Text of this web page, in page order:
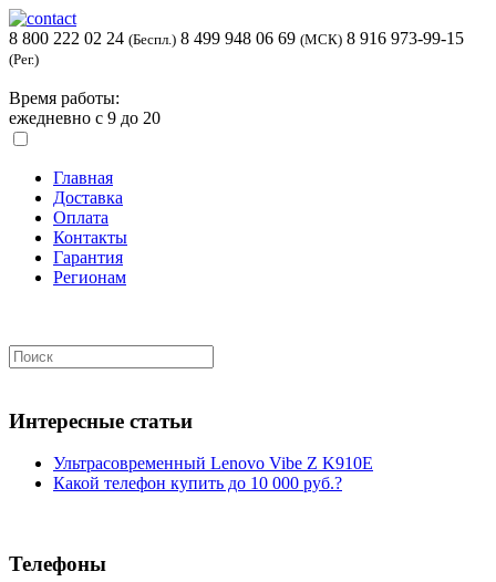
8 800 222 02 24 (Беспл.) 8 499 948 06 69 (МСК) 8 916 973-99-15
(Рег.)
Время работы:
ежедневно с 9 до 20
Главная
Доставка
Оплата
Контакты
Гарантия
Регионам
Интересные статьи
Ультрасовременный Lenovo Vibe Z K910E
Какой телефон купить до 10 000 руб.?
Телефоны